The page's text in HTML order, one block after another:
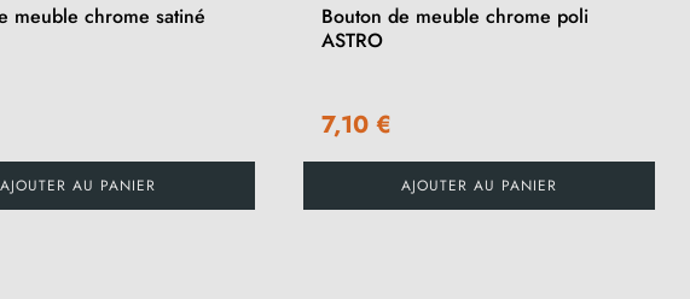
meuble chrome satiné
AJOUTER AU PANIER
Bouton de meuble chrome poli
ASTRO
7,10 €
AJOUTER AU PANIER